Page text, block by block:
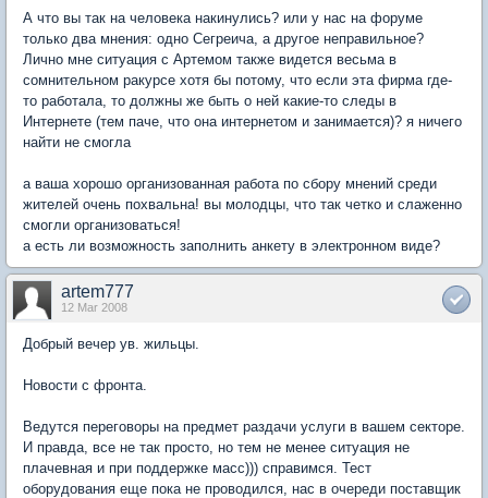
А что вы так на человека накинулись? или у нас на форуме
только два мнения: одно Сегреича, а другое неправильное?
Лично мне ситуация с Артемом также видется весьма в
сомнительном ракурсе хотя бы потому, что если эта фирма где-
то работала, то должны же быть о ней какие-то следы в
Интернете (тем паче, что она интернетом и занимается)? я ничего
найти не смогла
а ваша хорошо организованная работа по сбору мнений среди
жителей очень похвальна! вы молодцы, что так четко и слаженно
смогли организоваться!
а есть ли возможность заполнить анкету в электронном виде?
artem777
12 Mar 2008
Добрый вечер ув. жильцы.
Новости с фронта.
Ведутся переговоры на предмет раздачи услуги в вашем секторе.
И правда, все не так просто, но тем не менее ситуация не
плачевная и при поддержке масс))) справимся. Тест
оборудования еще пока не проводился, нас в очереди поставщик